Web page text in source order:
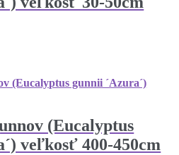
(Eucalyptus
veľkosť 400-450cm